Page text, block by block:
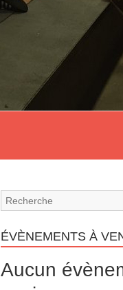
ÉVÈNEMENTS À
Aucun